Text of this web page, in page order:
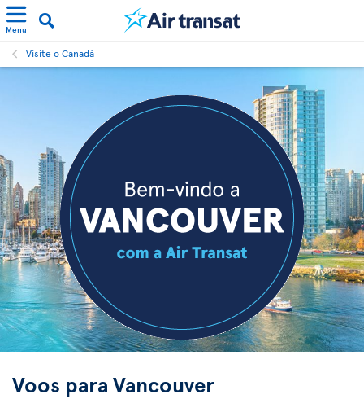
Menu
Visite o Canadá
Voos para Vancouver